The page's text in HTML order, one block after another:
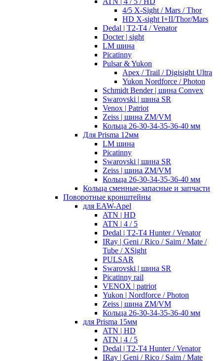
4/5 X-Sight / Mars / Thor
HD X-sight I+II/Thor/Mars
Dedal | T2-T4 / Venator
Docter | sight
LM шина
Picatinny
Pulsar & Yukon
Apex / Trail / Digisight Ultra
Yukon Nordforce / Photon
Schmidt Bender | шина Convex
Swarovski | шина SR
Venox | Patriot
Zeiss | шина ZM/VM
Кольца 26-30-34-35-36-40 мм
Для Prisma 12мм
LM шина
Picatinny
Swarovski | шина SR
Zeiss | шина ZM/VM
Кольца 26-30-34-35-36-40 мм
Кольца сменные-запасные и запчасти
Поворотные кронштейны
для EAW-Apel
ATN | HD
ATN | 4 / 5
Dedal | T2-T4 Hunter / Venator
IRay | Geni / Rico / Saim / Mate /
Tube / XSight
PULSAR
Swarovski | шина SR
Picatinny rail
VENOX | patriot
Yukon | Nordforce / Photon
Zeiss | шина ZM/VM
Кольца 26-30-34-35-36-40 мм
для Prisma 15мм
ATN | HD
ATN | 4 / 5
Dedal | T2-T4 Hunter / Venator
IRay | Geni / Rico / Saim / Mate